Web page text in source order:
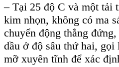
– Tại 25 độ C và một tải
kim nhọn, không có ma
chuyển động thẳng
dầu ở độ sâu thứ hai, gọi
mỡ xuyên tĩnh để xác